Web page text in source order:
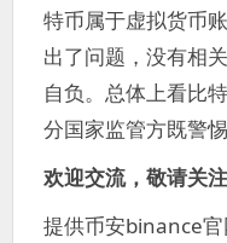
特币属于虚拟货币
出了问题，没有相
自负。总体上看比
分国家监管方既警
欢迎交流，敬请关
提供币安binance